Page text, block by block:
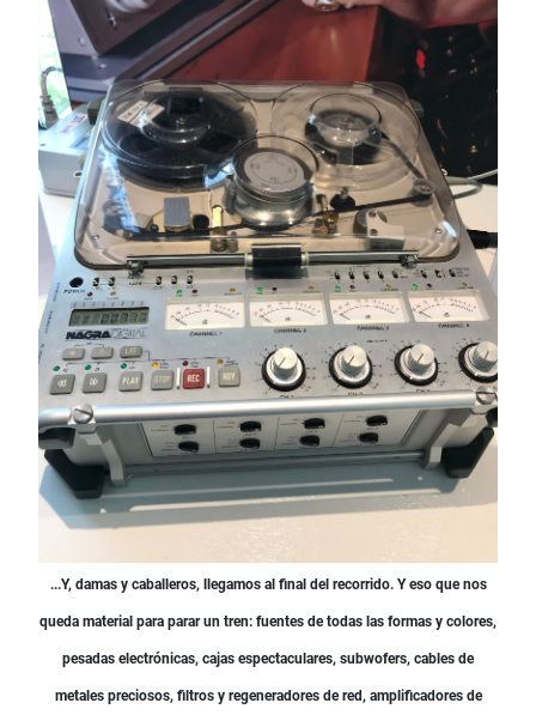
...Y, damas y caballeros, llegamos al final del recorrido. Y eso que nos
queda material para parar un tren: fuentes de todas las formas y colores,
pesadas electrónicas, cajas espectaculares, subwofers, cables de
metales preciosos, filtros y regeneradores de red, amplificadores de